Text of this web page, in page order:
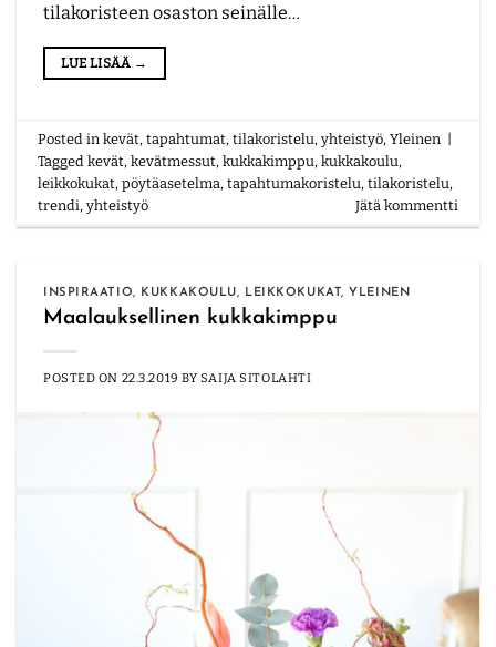
tilakoristeen osaston seinälle…
LUE LISÄÄ →
Posted inkevät,tapahtumat,tilakoristelu,yhteistyö,Yleinen |
Taggedkevät,kevätmessut,kukkakimppu,kukkakoulu,
leikkokukat,pöytäasetelma,tapahtumakoristelu,tilakoristelu,
trendi,yhteistyö Jätä kommentti
INSPIRAATIO, KUKKAKOULU, LEIKKOKUKAT, YLEINEN
Maalauksellinen kukkakimppu
POSTED ON 22.3.2019 BY SAIJA SITOLAHTI